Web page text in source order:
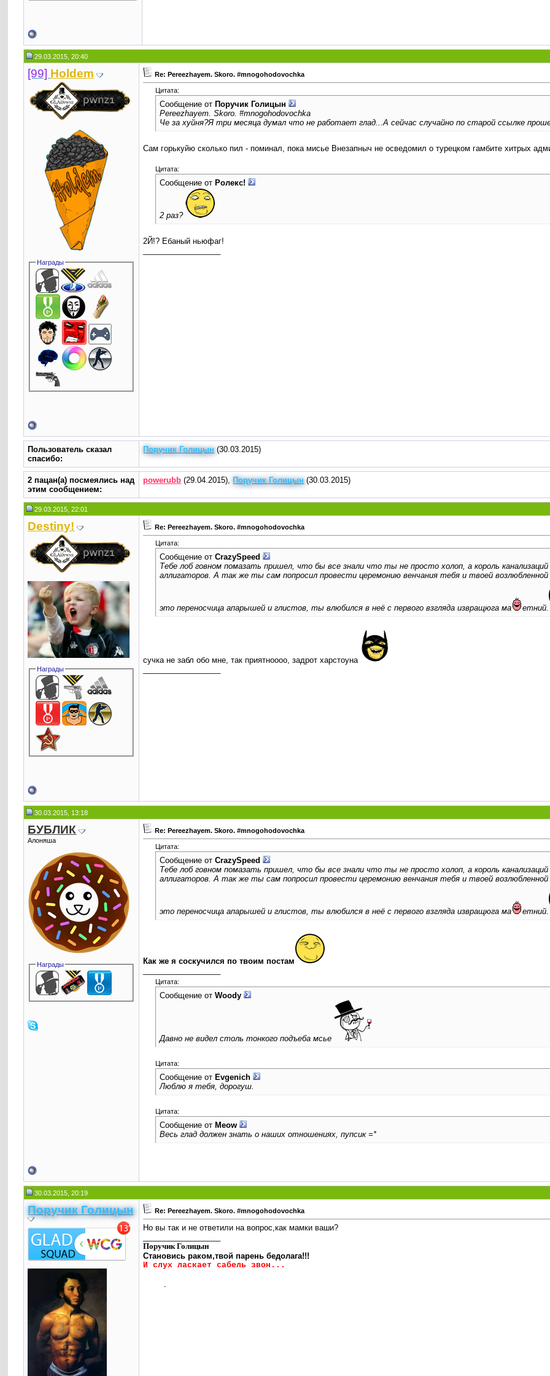
29.03.2015, 20:40
[99] Holdem
Награды
Re: Pereezhayem. Skoro. #mnogohodovochka
Цитата:
Сообщение от Поручик Голицын
Pereezhayem. Skoro. #mnogohodovochka
Че за хуйня?Я три месяца думал что не работает глад...А сейчас случайно по старой ссылке
Сам горькуйю сколько пил - поминал, пока мисье Внезапныч не осведомил о турецком гамбите хитрых
Цитата:
Сообщение от Ролекс!
2 раз?
2Й!? Ебаный ньюфаг!
Пользователь сказал
cпасибо:
Поручик Голицын(30.03.2015)
2 пацан(а) посмеялись над
этим сообщением:
powerubb (29.04.2015), Поручик Голицын(30.03.2015)
29.03.2015, 22:01
Destiny!
Награды
Re: Pereezhayem. Skoro. #mnogohodovochka
Цитата:
Сообщение отCrаzySpeed
Тебе лоб говном помазать пришел, что бы все знали что ты не просто холоп, а король
аллигаторов. А так же ты сам попросил провести церемонию венчания тебя и твоей
это переносчица апарышей и глистов, ты влюбился в неё с первого взгляда извращюга ма етний.
сучка не забл обо мне, так приятноооо, задрот харстоуна
30.03.2015, 13:18
БУБЛИК
Алоняша
Награды
Re: Pereezhayem. Skoro. #mnogohodovochka
Цитата:
Сообщение отCrаzySpeed
Тебе лоб говном помазать пришел, что бы все знали что ты не просто холоп, а король
аллигаторов. А так же ты сам попросил провести церемонию венчания тебя и твоей
это переносчица апарышей и глистов, ты влюбился в неё с первого взгляда извращюга ма етний.
Как же я соскучился по твоим постам
Цитата:
Сообщение отWoody
Давно не видел столь тонкого подъеба мсье
Цитата:
Сообщение от Evgenich
Люблю я тебя, дорогуш.
Цитата:
Сообщение от Meow
Весь глад должен знать о наших отношениях, пупсик =*
30.03.2015, 20:19
Поручик Голицын Re: Pereezhayem. Skoro. #mnogohodovochka
Но вы так и не ответили на вопрос,как мамки ваши?
Поручик Голицын
Становись раком,твой парень бедолага!!!
И слух ласкает сабель звон...